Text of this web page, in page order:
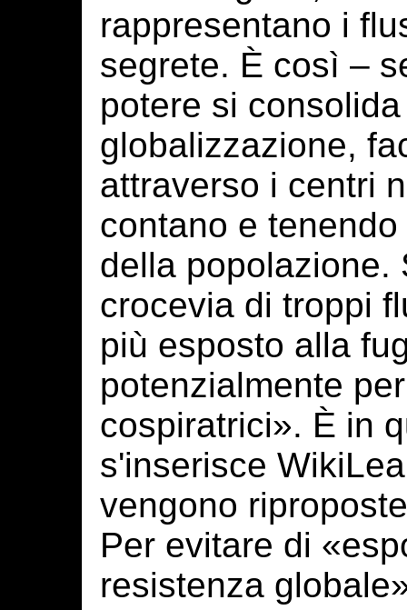
rappresentano i
segrete. È così –
potere si
globalizzazione,
attraverso i centri
contano e
della popolazione.
crocevia di troppi
più esposto alla
potenzialmente
cospiratrici». È in
s'inserisce
vengono
Per evitare di
resistenza